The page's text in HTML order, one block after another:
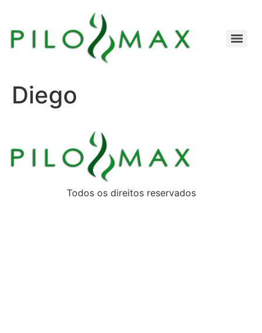
Diego
Todos os direitos reservados